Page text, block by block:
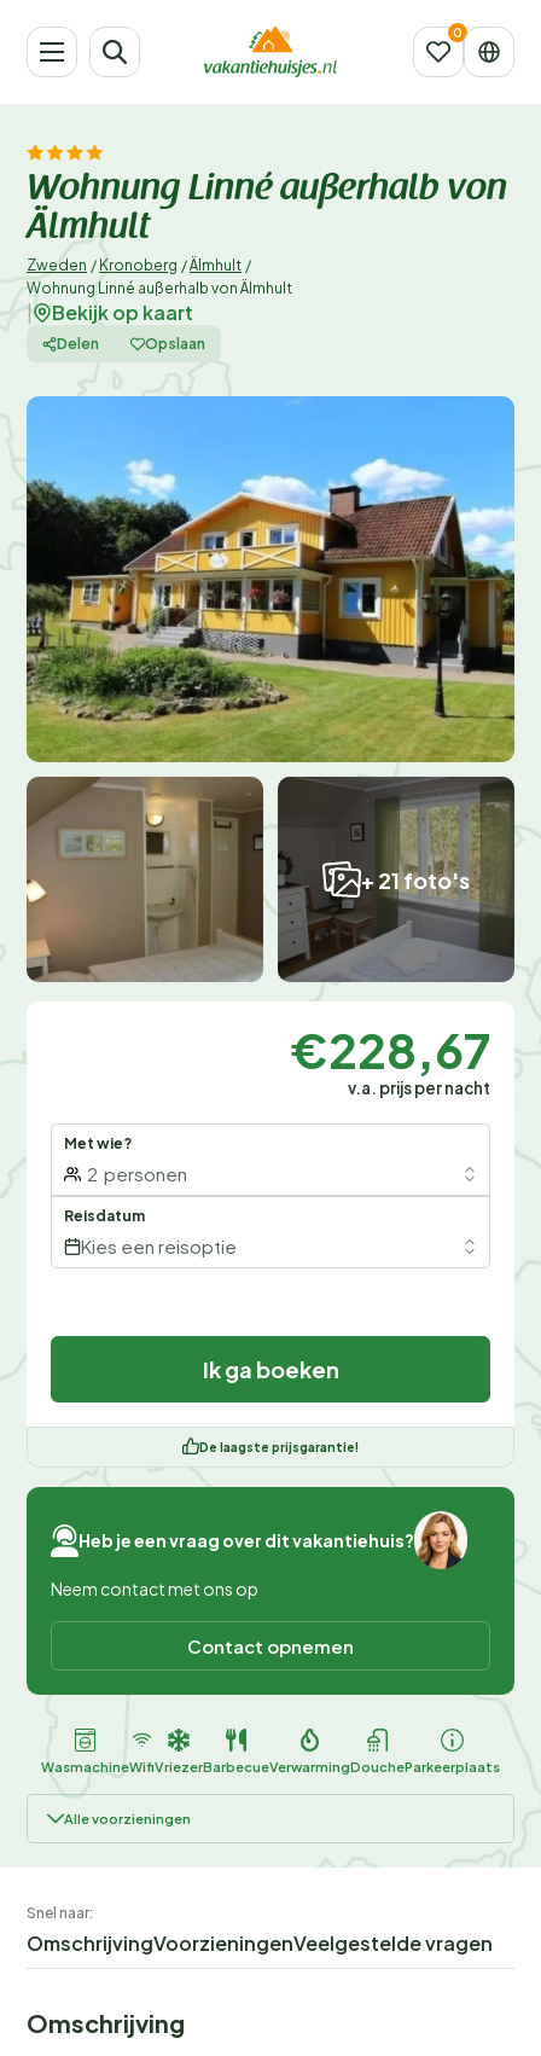
Wohnung Linné außerhalb von
Älmhult
Zweden / Kronoberg /Älmhult /
Wohnung Linné außerhalb von Älmhult
Bekijk op kaart
Delen Opslaan
+ 21 foto's
€228,67
v.a. prijs per nacht
Met wie?
2 personen
Reisdatum
Kies een reisoptie
Ik ga boeken
De laagste prijsgarantie!
Heb je een vraag over dit vakantiehuis?
Neem contact met ons op
Contact opnemen
WasmachineWifiVriezerBarbecueVerwarmingDoucheParkeerplaats
Alle voorzieningen
Snel naar:
OmschrijvingVoorzieningenVeelgestelde vragen
Omschrijving